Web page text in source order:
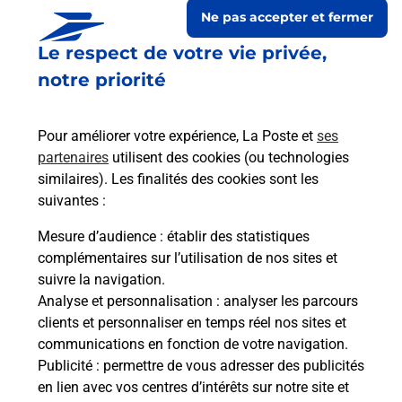
Le respect de votre vie privée,
notre priorité
Pour améliorer votre expérience, La Poste et ses
partenaires utilisent des cookies (ou technologies
similaires). Les finalités des cookies sont les
suivantes :
Mesure d’audience : établir des statistiques
complémentaires sur l’utilisation de nos sites et
suivre la navigation.
Analyse et personnalisation : analyser les parcours
clients et personnaliser en temps réel nos sites et
communications en fonction de votre navigation.
Publicité : permettre de vous adresser des publicités
en lien avec vos centres d’intérêts sur notre site et
Ne pas accepter et fermer
Prochaine collecte du courriersamedià 08h30
42 Rue De L Eglise
40300 Oeyregave
Itinéraire
Le lien s'ouvre dans un nouvel onglet